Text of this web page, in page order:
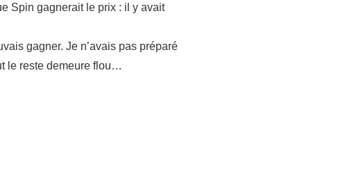
Spin gagnerait le prix : il y avait
gagner. Je n’avais pas préparé
le reste demeure flou…